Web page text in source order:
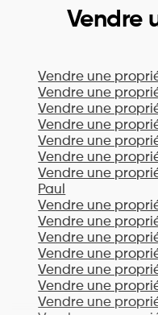
Vendre
Vendre une
Vendre une
Vendre une
Vendre une
Vendre une
Vendre une
Vendre une
Paul
Vendre une
Vendre une
Vendre une
Vendre une
Vendre une
Vendre une
Vendre une